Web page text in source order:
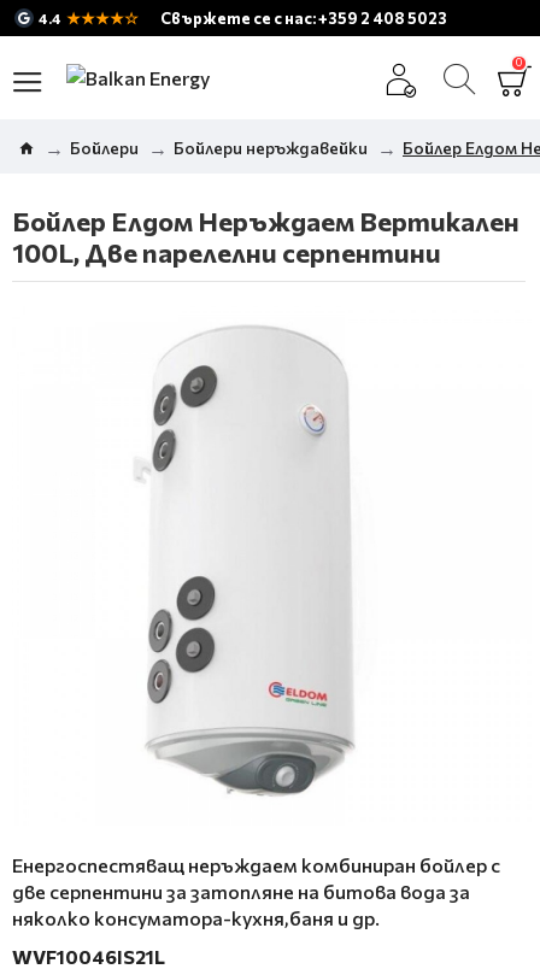
4.4 ★★★★☆ Свържете се с нас: +359 2 408 5023
0
Бойлери Бойлери неръждавейки Бойлер Елдом
Бойлер Елдом Неръждаем Вертикален
100L, Две парелелни серпентини
Енергоспестяващ неръждаем комбиниран бойлер с
две серпентини за затопляне на битова вода за
няколко консуматора-кухня,баня и др.
WVF10046IS21L